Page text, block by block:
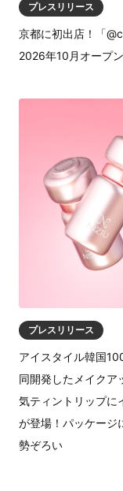
プレスリリース
京都に初出店！「
2026年10月オープ
プレスリリース
アイスタイル韓国
同開発したメイクア
気ティントリップに
が登場！パッケージ
勢ぞろい